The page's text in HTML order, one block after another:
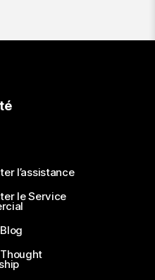
l’assistance
le Service